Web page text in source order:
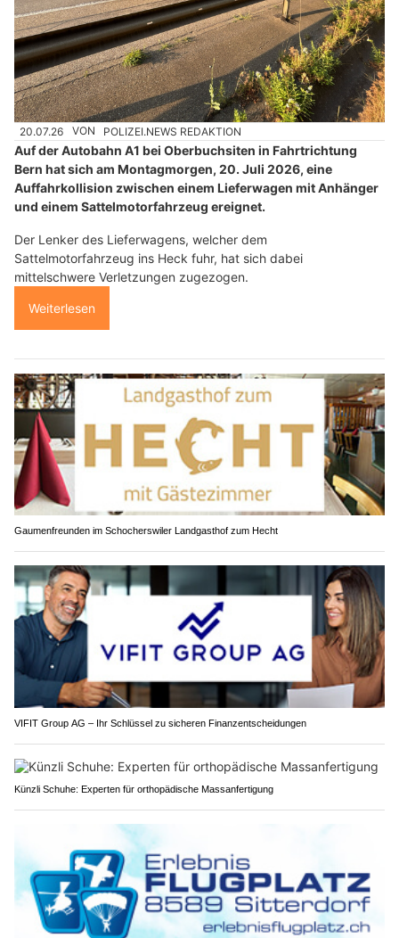
20.07.26 VON POLIZEI.NEWS REDAKTION
Auf der Autobahn A1 bei Oberbuchsiten in Fahrtrichtung
Bern hat sich am Montagmorgen, 20. Juli 2026, eine
Auffahrkollision zwischen einem Lieferwagen mit Anhänger
und einem Sattelmotorfahrzeug ereignet.
Der Lenker des Lieferwagens, welcher dem
Sattelmotorfahrzeug ins Heck fuhr, hat sich dabei
mittelschwere Verletzungen zugezogen.
Weiterlesen
Gaumenfreunden im Schocherswiler Landgasthof zum Hecht
VIFIT Group AG – Ihr Schlüssel zu sicheren Finanzentscheidungen
Künzli Schuhe: Experten für orthopädische Massanfertigung